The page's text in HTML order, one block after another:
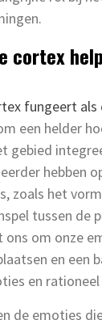
cortex
fungeert als
een helder
gebied
hebben
zoals het
tussen de
ons om onze
en een
en rationeel
de emoties